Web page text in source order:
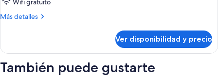
Wifi gratuito
Más detalles
Más
Ver disponibilidad y precio
También puede gustarte